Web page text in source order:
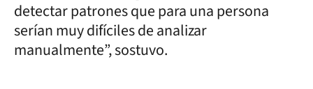
detectar patrones que para una persona
serían muy difíciles de analizar
manualmente”, sostuvo.